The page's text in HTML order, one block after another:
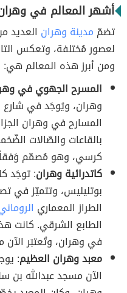
أشهر المعالم في
تضمّ مدينة وهران العديد
لعصور مُختلفة، وتعكس
ومن أبرز هذه المعالم هي:
المسرح الجهوي في
وهران، ويُوجَد في شارع
المسارح في وهران
كرسي، وهو مُصمّم وَفقاً
كاتدرائية وهران: توجَد
بوتليليس، وتتميّز في
الطراز المعماري
الطابع الشرقي. كانت
في وهران، وتُعتبَر الآن
معبد وهران العظيم:
الآن مسجد عبدالله